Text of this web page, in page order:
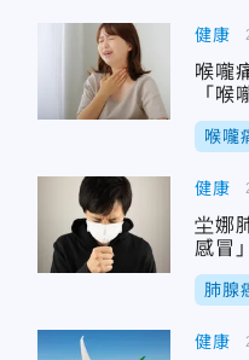
健康
喉嚨
「喉
喉嚨
健康
坣娜
感冒
肺腺
健康